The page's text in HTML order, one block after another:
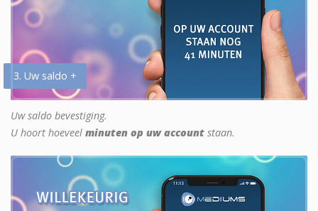
3. Uw saldo +
Uw saldo bevestiging.
U hoort hoeveel minuten op uw account staan.